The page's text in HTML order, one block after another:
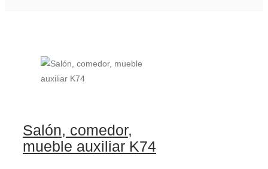
Salón, comedor,
mueble auxiliar K74